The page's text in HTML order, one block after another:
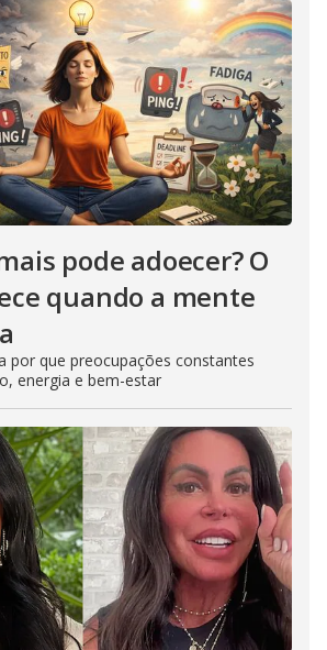
pode adoecer? O
quando a mente
por que preocupações constantes
energia e bem-estar